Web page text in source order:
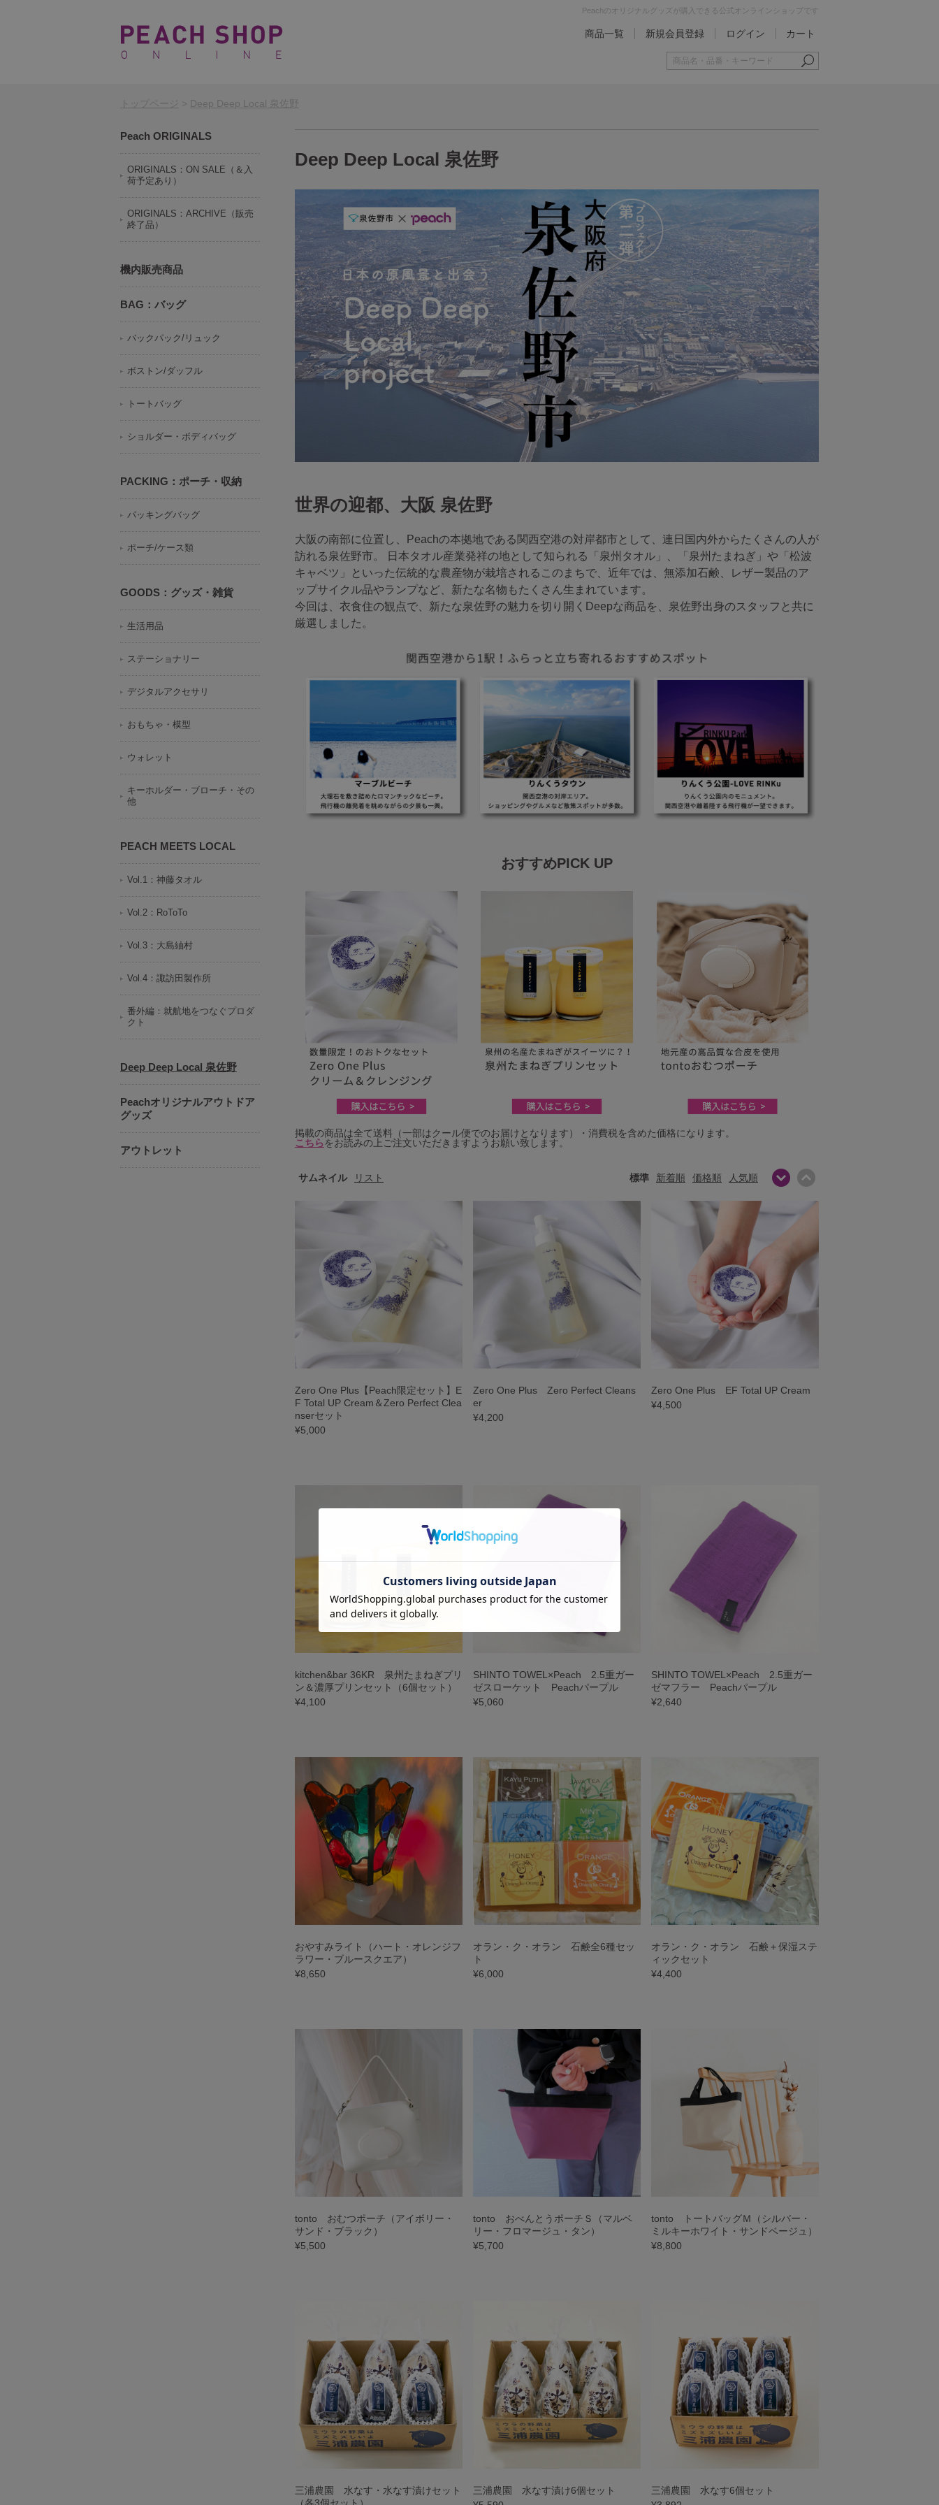
Peachのオリジナルグッズが購入できる公式オンラインショップです
商品一覧 新規会員登録 ログイン カート
トップページ > Deep Deep Local 泉佐野
Peach ORIGINALS
ORIGINALS：ON SALE（＆入
荷予定あり）
ORIGINALS：ARCHIVE（販売
終了品）
機内販売商品
BAG：バッグ
バックパック/リュック
ボストン/ダッフル
トートバッグ
ショルダー・ボディバッグ
PACKING：ポーチ・収納
パッキングバッグ
ポーチ/ケース類
GOODS：グッズ・雑貨
生活用品
ステーショナリー
デジタルアクセサリ
おもちゃ・模型
ウォレット
キーホルダー・ブローチ・その
他
PEACH MEETS LOCAL
Vol.1：神藤タオル
Vol.2：RoToTo
Vol.3：大島紬村
Vol.4：諏訪田製作所
番外編：就航地をつなぐプロダ
クト
Deep Deep Local 泉佐野
Peachオリジナルアウトドア
グッズ
アウトレット
Deep Deep Local 泉佐野
世界の迎都、大阪 泉佐野
大阪の南部に位置し、Peachの本拠地である関西空港の対岸都市として、連日国内外からたくさんの人が
訪れる泉佐野市。 日本タオル産業発祥の地として知られる「泉州タオル」、「泉州たまねぎ」や「松波
キャベツ」といった伝統的な農産物が栽培されるこのまちで、近年では、無添加石鹸、レザー製品のア
ップサイクル品やランプなど、新たな名物もたくさん生まれています。
今回は、衣食住の観点で、新たな泉佐野の魅力を切り開くDeepな商品を、泉佐野出身のスタッフと共に
厳選しました。
おすすめPICK UP
掲載の商品は全て送料（一部はクール便でのお届けとなります）・消費税を含めた価格になります。
こちらをお読みの上ご注文いただきますようお願い致します。
サムネイル リスト 標準 新着順 価格順 人気順
Zero One Plus【Peach限定セット】E
F Total UP Cream＆Zero Perfect Clea
nserセット
¥5,000
Zero One Plus Zero Perfect Cleans
er
¥4,200
Zero One Plus EF Total UP Cream
¥4,500
kitchen&bar 36KR 泉州たまねぎプリ
ン＆濃厚プリンセット（6個セット）
¥4,100
SHINTO TOWEL×Peach 2.5重ガー
ゼスローケット Peachパープル
¥5,060
SHINTO TOWEL×Peach 2.5重ガー
ゼマフラー Peachパープル
¥2,640
おやすみライト（ハート・オレンジフ
ラワー・ブルースクエア）
¥8,650
オラン・ク・オラン 石鹸全6種セッ
ト
¥6,000
オラン・ク・オラン 石鹸＋保湿ステ
ィックセット
¥4,400
tonto おむつポーチ（アイボリー・
サンド・ブラック）
¥5,500
tonto おべんとうポーチＳ（マルベ
リー・フロマージュ・タン）
¥5,700
tonto トートバッグＭ（シルバー・
ミルキーホワイト・サンドベージュ）
¥8,800
三浦農園 水なす・水なす漬けセット
三浦農園 水なす漬け6個セット
三浦農園 水なす6個セット